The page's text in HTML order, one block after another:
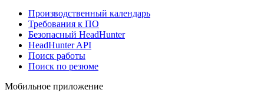
Производственный календарь
Требования к ПО
Безопасный HeadHunter
HeadHunter API
Поиск работы
Поиск по резюме
Мобильное приложение